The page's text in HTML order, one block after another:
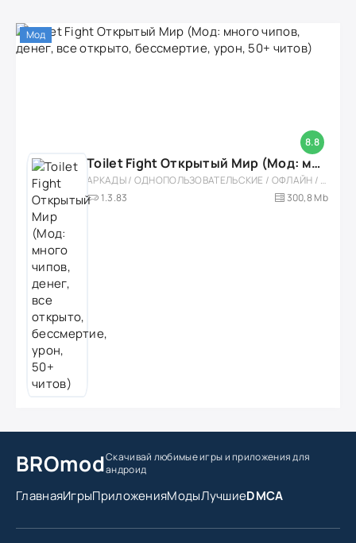
8.8
Мод
Toilet Fight Открытый Мир (Мод: много чипов, денег, все открыто, бессмертие, урон, 50+ читов)
АРКАДЫ / ОДНОПОЛЬЗОВАТЕЛЬСКИЕ / ОФЛАЙН / МОД / РОЛЕВЫЕ / ШУТЕРЫ / ОТКРЫТЫЙ МИР / ВСТРОЕННЫЙ КЕШ / 3D / ЭКШЕНЫ / ТУАЛЕТНЫЕ ВОЙНЫ / ДЛЯ ДЕТЕЙ
1.3.83
300,8 Mb
BROmodСкачивай любимые игрыи приложения для
андроид
ГлавнаяИгрыПриложенияМодыЛучшиеDMCA